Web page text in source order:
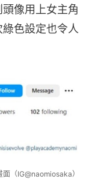
像用上女主角
色設定也令人
（IG@naomiosaka）